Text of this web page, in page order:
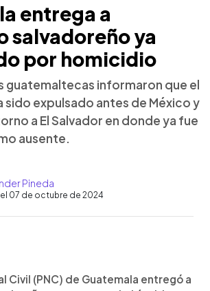
entrega a
salvadoreño ya
por homicidio
guatemaltecas informaron que el
sido expulsado antes de México y
a El Salvador en donde ya fue
ausente.
Pineda
07 de octubre de 2024
artículo
Civil (PNC) de Guatemala entregó a